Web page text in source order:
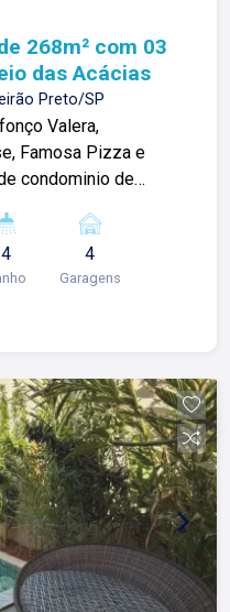
268m² com 03
das Acácias
Preto/SP
Valera,
Famosa Pizza e
planejada; -Área
-04 vagas de
os dias
com
Somos uma
com o
atualidade. A Lago é
Ribeirão Preto!
4 4
Garagens